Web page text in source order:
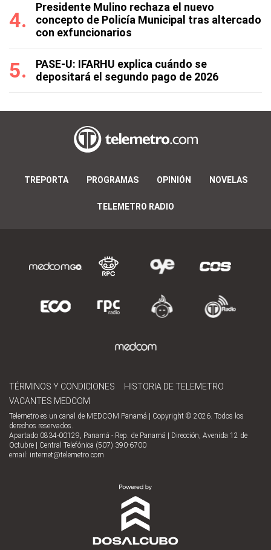
Presidente Mulino rechaza el nuevo
concepto de Policía Municipal tras altercado
con exfuncionarios
PASE-U: IFARHU explica cuándo se
depositará el segundo pago de 2026
TREPORTA PROGRAMAS OPINIÓN NOVELAS
TELEMETRO RADIO
TÉRMINOS Y CONDICIONES
HISTORIA DE TELEMETRO
VACANTES MEDCOM
Telemetro es un canal de MEDCOM Panamá | Copyright © 2026. Todos los
derechos reservados.
Apartado 0834-00129, Panamá - Rep. de Panamá | Dirección, Avenida 12 de
Octubre | Central Telefónica (507) 390-6700
email: internet@telemetro.com